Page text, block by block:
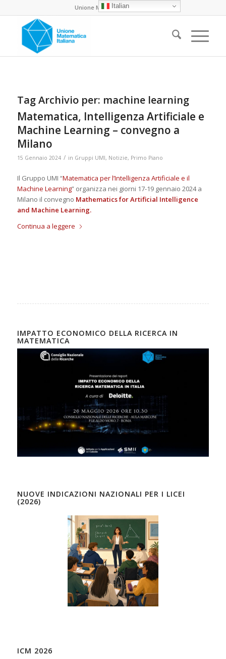
Unione Matematica Italiana
Tag Archivio per: machine learning
Matematica, Intelligenza Artificiale e
Machine Learning – convegno a
Milano
15 Gennaio 2024 / in Gruppi UMI, Notizie, Primo Piano
Il Gruppo UMI “Matematica per l’Intelligenza Artificiale e il
Machine Learning” organizza nei giorni 17-19 gennaio 2024 a
Milano il convegno Mathematics for Artificial Intelligence
and Machine Learning.
Continua a leggere
IMPATTO ECONOMICO DELLA RICERCA IN
MATEMATICA
NUOVE INDICAZIONI NAZIONALI PER I LICEI
(2026)
ICM 2026
Italian